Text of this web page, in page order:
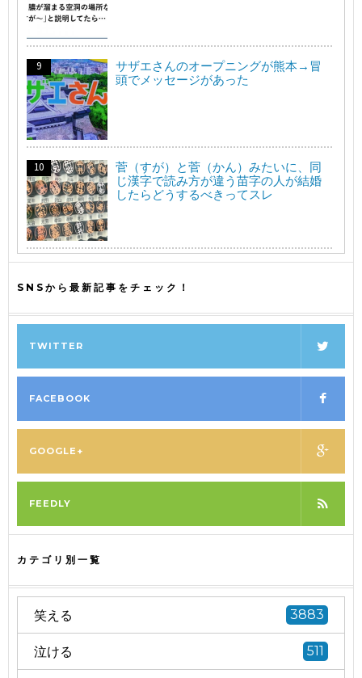
サザエさんのオープニングが熊本→冒
頭でメッセージがあった
菅（すが）と菅（かん）みたいに、同
じ漢字で読み方が違う苗字の人が結婚
したらどうするべきってスレ
SNSから最新記事をチェック！
TWITTER
FACEBOOK
GOOGLE+
FEEDLY
カテゴリ別一覧
笑える 3883
泣ける 511